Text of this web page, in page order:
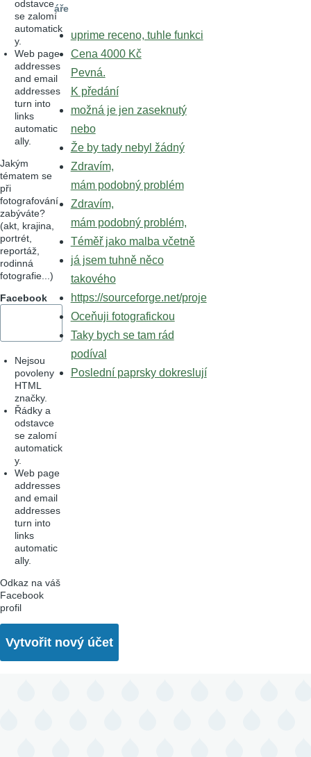
odstavce
se zalomí
automatick
y.
Web page
addresses
and email
addresses
turn into
links
automatic
ally.
Jakým
tématem se
při
fotografování
zabýváte?
(akt, krajina,
portrét,
reportáž,
rodinná
fotografie...)
Facebook
Nejsou
povoleny
HTML
značky.
Řádky a
odstavce
se zalomí
automatick
y.
Web page
addresses
and email
addresses
turn into
links
automatic
ally.
Odkaz na váš
Facebook
profil
áře
uprime receno, tuhle funkci
Cena 4000 Kč
Pevná.
K předání
možná je jen zaseknutý
nebo
Že by tady nebyl žádný
Zdravím,
mám podobný problém
Zdravím,
mám podobný problém,
Téměř jako malba včetně
já jsem tuhně něco
takového
https://sourceforge.net/proje
Oceňuji fotografickou
Taky bych se tam rád
podíval
Poslední paprsky dokreslují